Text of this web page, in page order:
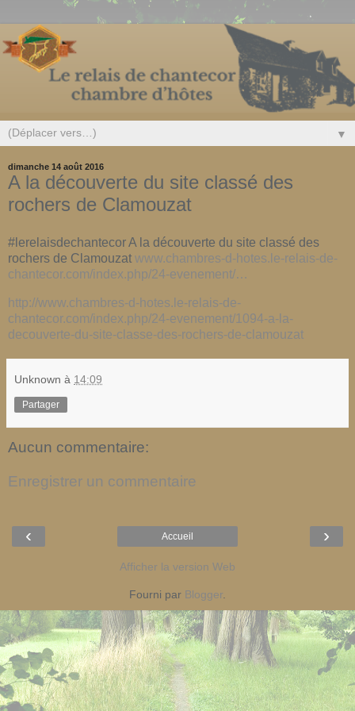
▼
dimanche 14 août 2016
A la découverte du site classé des
rochers de Clamouzat
#lerelaisdechantecor A la découverte du site classé des
rochers de Clamouzat www.chambres-d-hotes.le-relais-de-
chantecor.com/index.php/24-evenement/…
http://www.chambres-d-hotes.le-relais-de-
chantecor.com/index.php/24-evenement/1094-a-la-
decouverte-du-site-classe-des-rochers-de-clamouzat
Unknown à 14:09
Partager
Aucun commentaire:
Enregistrer un commentaire
‹ ›
Accueil
Afficher la version Web
Fourni par Blogger